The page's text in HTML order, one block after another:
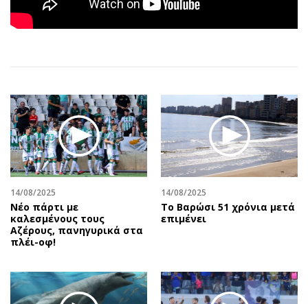
Αθλητισμός
Κύπρος
Κληρώσεις Allwyn
Οικονομική
Οικονομία
Real Estate
Επιχειρήσεις
Αγορές
Money Review
AstroBank Properties
Trends
Ενέργεια
Ναυτιλία
Geek
Νέα
Αυτοκίνηση
Αφιερώματα
Πολιτική
Οικονομία
Γενικά
Αναδρομές
Πρόσωπα
Γυναίκα
Showbiz
14/08/2025
Νέο πάρτι με
καλεσμένους τους
Αζέρους, πανηγυρικά στα
πλέι-οφ!
14/08/2025
Το Βαρώσι 51 χρόνια μετά
επιμένει